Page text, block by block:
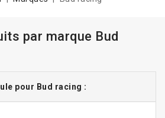
par marque Bud
pour Bud racing :